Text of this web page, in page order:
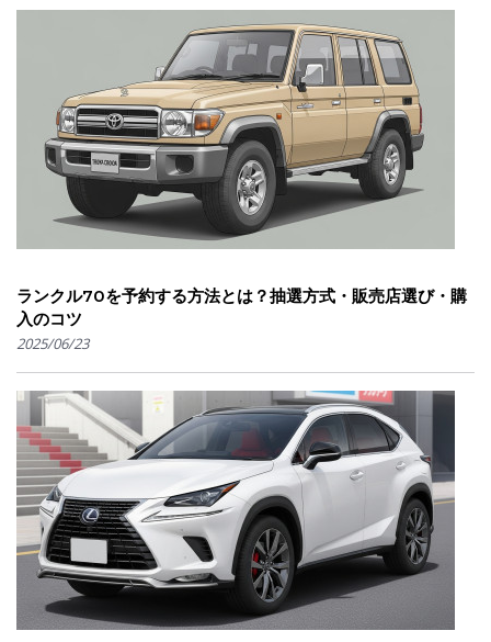
ランクル70を予約する方法とは？抽選方式・販売店選び・購
入のコツ
2025/06/23